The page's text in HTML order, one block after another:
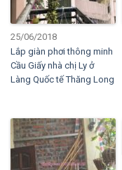
25/06/2018
Lắp giàn phơi thông minh
Cầu Giấy nhà chị Ly ở
Làng Quốc tế Thăng Long